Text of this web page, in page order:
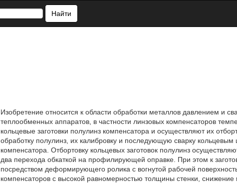
Найти
Изобретение относится к области обработки металлов давлением и
теплообменных аппаратов, в частности линзовых компенсаторов
кольцевые заготовки полулинз компенсатора и осуществляют их
обработку полулинз, их калибровку и последующую сварку
компенсатора. Отбортовку кольцевых заготовок полулинз
два перехода обкаткой на профилирующей оправке. При этом к
посредством деформирующего ролика с вогнутой рабочей
компенсаторов с высокой равномерностью толщины стенки, снижение